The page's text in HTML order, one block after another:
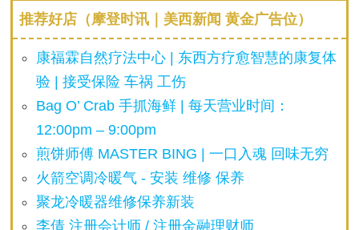
推荐好店（摩登时讯｜美西新闻 黄金广告位）
康福霖自然疗法中心 | 东西方疗愈智慧的康复体
验 | 接受保险 车祸 工伤
Bag O’ Crab 手抓海鲜 | 每天营业时间：
12:00pm – 9:00pm
煎饼师傅 MASTER BING | 一口入魂 回味无穷
火箭空调冷暖气 - 安装 维修 保养
聚龙冷暖器维修保养新装
李倩 注册会计师 / 注册金融理财师